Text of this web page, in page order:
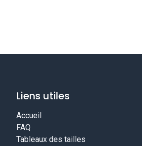
Liens utiles
Accueil
FAQ
Tableaux des tailles